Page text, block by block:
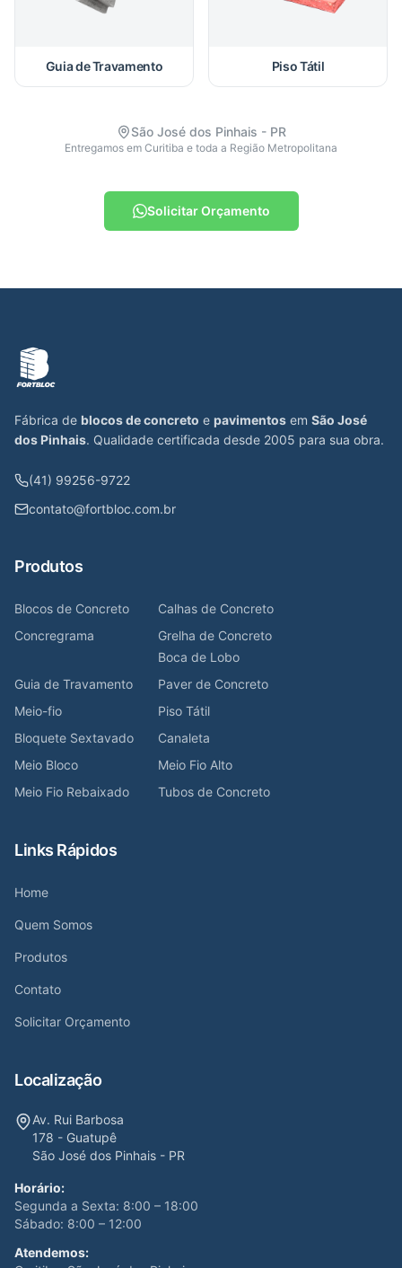
Guia de Travamento Piso Tátil
São José dos Pinhais - PR
Entregamos em Curitiba e toda a Região Metropolitana
Solicitar Orçamento
Fábrica de blocos de concreto e pavimentos em São José
dos Pinhais. Qualidade certificada desde 2005 para sua obra.
(41) 99256-9722
contato@fortbloc.com.br
Produtos
Blocos de Concreto
Calhas de Concreto
Concregrama
Grelha de Concreto
Boca de Lobo
Guia de Travamento
Paver de Concreto
Meio-fio
Piso Tátil
Bloquete Sextavado
Canaleta
Meio Bloco
Meio Fio Alto
Meio Fio Rebaixado
Tubos de Concreto
Links Rápidos
Home
Quem Somos
Produtos
Contato
Solicitar Orçamento
Localização
Av. Rui Barbosa
178 - Guatupê
São José dos Pinhais - PR
Horário:
Segunda a Sexta: 8:00 – 18:00
Sábado: 8:00 – 12:00
Atendemos: